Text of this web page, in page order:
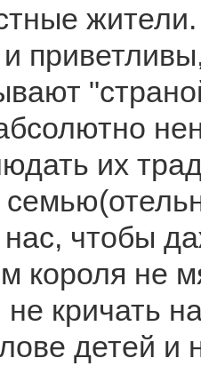
их
чтобы
короля не
кричать
детей и